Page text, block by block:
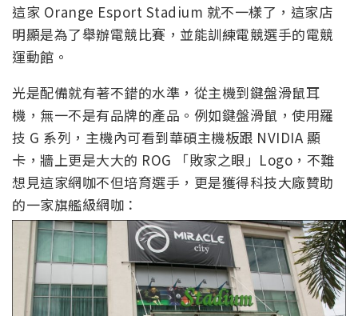
這家 Orange Esport Stadium 就不一樣了，這家店
明顯是為了舉辦電競比賽，並能訓練電競選手的電競
運動館。
光是配備就有著不錯的水準，從主機到鍵盤滑鼠耳
機，無一不是有品牌的產品。例如鍵盤滑鼠，使用羅
技 G 系列，主機內可看到華碩主機板跟 NVIDIA 顯
卡，牆上更是大大的 ROG 「敗家之眼」Logo，不難
想見這家網咖不但培育選手，更是獲得科技大廠贊助
的一家旗艦級網咖：